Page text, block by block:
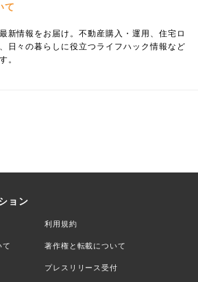
て
新情報をお届け。不動産購入・運用、住宅ロ
日々の暮らしに役立つライフハック情報など
。
ョン
利用規約
て 著作権と転載について
プレスリリース受付